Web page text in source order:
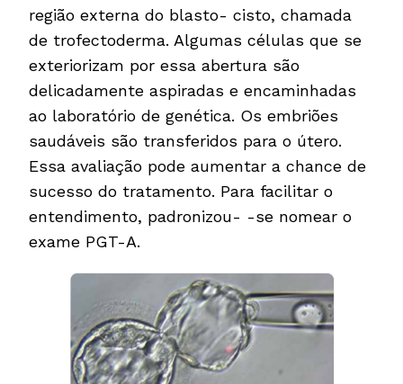
região externa do blasto- cisto, chamada
de trofectoderma. Algumas células que se
exteriorizam por essa abertura são
delicadamente aspiradas e encaminhadas
ao laboratório de genética. Os embriões
saudáveis são transferidos para o útero.
Essa avaliação pode aumentar a chance de
sucesso do tratamento. Para facilitar o
entendimento, padronizou- -se nomear o
exame PGT-A.